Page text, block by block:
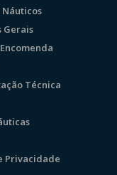
Náuticos
Gerais
Técnica
Privacidade